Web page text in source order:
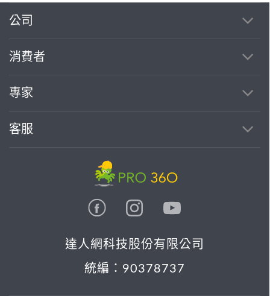
公司
消費者
專家
客服
達人網科技股份有限公司
統編：90378737